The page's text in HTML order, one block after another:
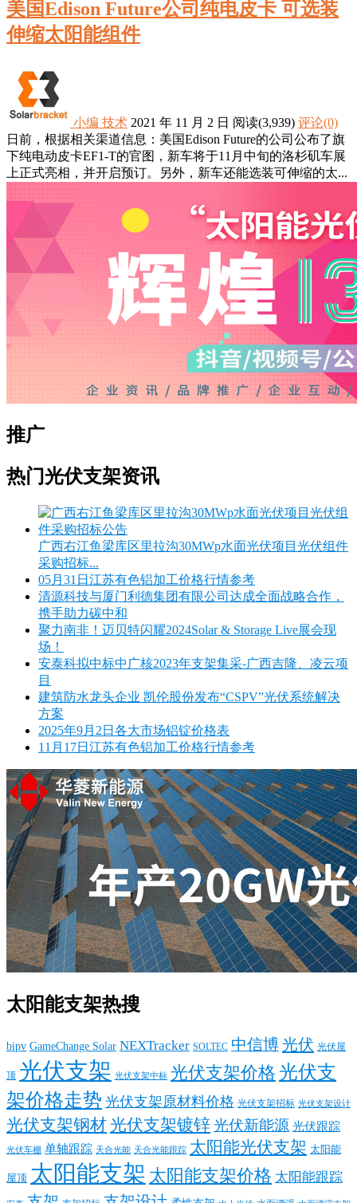
美国Edison Future公司纯电皮卡 可选装
伸缩太阳能组件
小编 技术 2021 年 11 月 2 日 阅读(3,939) 评论(0)
日前，根据相关渠道信息：美国Edison Future的公司公布了旗
下纯电动皮卡EF1-T的官图，新车将于11月中旬的洛杉矶车展
上正式亮相，并开启预订。另外，新车还能选装可伸缩的太...
推广
热门光伏支架资讯
广西右江鱼梁库区里拉沟30MWp水面光伏项目光伏组件
采购招标...
05月31日江苏有色铝加工价格行情参考
清源科技与厦门利德集团有限公司达成全面战略合作，
携手助力碳中和
聚力南非！迈贝特闪耀2024Solar & Storage Live展会现
场！
安泰科拟中标中广核2023年支架集采-广西吉隆、凌云项
目
建筑防水龙头企业 凯伦股份发布“CSPV”光伏系统解决
方案
2025年9月2日各大市场铝锭价格表
11月17日江苏有色铝加工价格行情参考
太阳能支架热搜
bipv GameChange Solar NEXTracker SOLTEC 中信博光伏 光伏屋
顶 光伏支架 光伏支架中标 光伏支架价格 光伏支
架价格走势 光伏支架原材料价格 光伏支架招标 光伏支架设计
光伏支架钢材光伏支架镀锌光伏新能源 光伏跟踪
光伏车棚 单轴跟踪 天合光能 天合光能跟踪 太阳能光伏支架 太阳能
屋顶 太阳能支架 太阳能支架价格 太阳能跟踪